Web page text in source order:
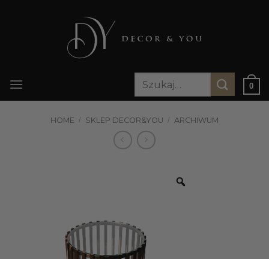
Szukaj:
0
HOME / SKLEP DECOR&YOU / ARCHIWUM